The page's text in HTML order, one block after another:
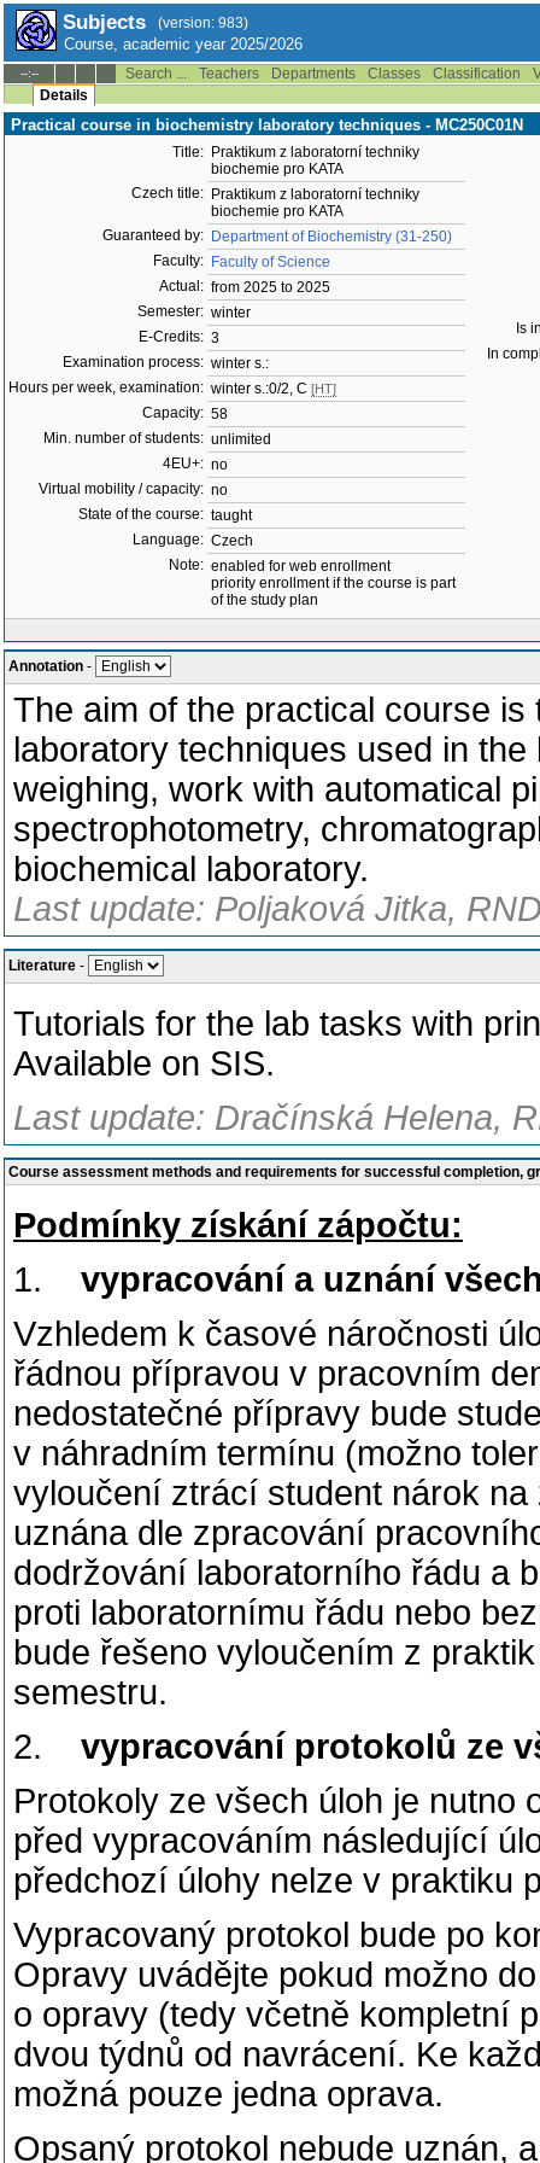
Subjects (version: 983)
Course, academic year 2025/2026
--:-- Search ... Teachers Departments Classes Classification
Details
Practical course in biochemistry laboratory techniques - MC250C01N
Title: Praktikum z laboratorní techniky
biochemie pro KATA
Czech title: Praktikum z laboratorní techniky
biochemie pro KATA
Guaranteed by: Department of Biochemistry (31-250)
Faculty: Faculty of Science
Actual: from 2025 to 2025
Semester: winter
E-Credits: 3
Examination process: winter s.:
Hours per week, examination: winter s.:0/2, C [HT]
Capacity: 58
Min. number of students: unlimited
4EU+: no
Virtual mobility / capacity: no
State of the course: taught
Language: Czech
Note: enabled for web enrollment
priority enrollment if the course is part
of the study plan
Is
In
Annotation -
The aim of the practical course
laboratory techniques used in
weighing, work with automatical
spectrophotometry,
biochemical laboratory.
Last update: Poljaková Jitka,
Literature -
Tutorials for the lab tasks with
Available on SIS.
Last update: Dračínská Helena,
Course assessment methods and requirements for successful completion,
Podmínky získání zápočtu:
1. vypracování a uznání
Vzhledem k časové náročnosti
řádnou přípravou v pracovním
nedostatečné přípravy bude
v náhradním termínu (možno
vyloučení ztrácí student nárok
uznána dle zpracování
dodržování laboratorního řádu a
proti laboratornímu řádu nebo
bude řešeno vyloučením z
semestru.
2. vypracování protokolů ze
Protokoly ze všech úloh je nutno
před vypracováním následující
předchozí úlohy nelze v praktiku
Vypracovaný protokol bude po
Opravy uvádějte pokud možno
o opravy (tedy včetně kompletní
dvou týdnů od navrácení. Ke
možná pouze jedna oprava.
Opsaný protokol nebude uznán,